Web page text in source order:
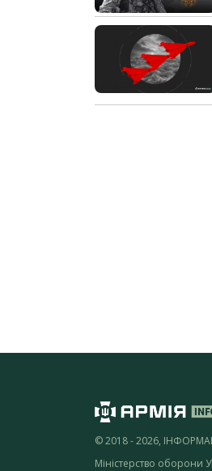
© 2018 - 2026,
Міністерство оборони